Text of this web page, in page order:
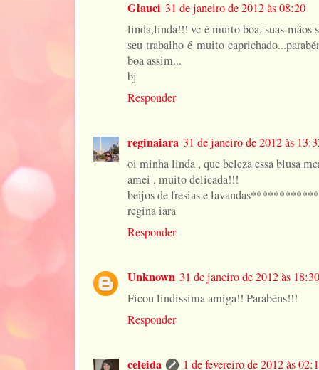
Glauci 31 de janeiro de 2012 às 08:20
linda,linda!!! vc é muito boa, suas mãos
seu trabalho é muito
boa assim...
bj
Responder
reginaiara 31 de janeiro de 2012 às
oi minha linda , que beleza essa blusa
amei , muito delicada!!!
beijos de fresias e
regina iara
Responder
Unknown 31 de janeiro de 2012 às 18:30
Ficou lindissima amiga!! Parabéns!!!
Responder
celeida
1 de fevereiro de 2012 às